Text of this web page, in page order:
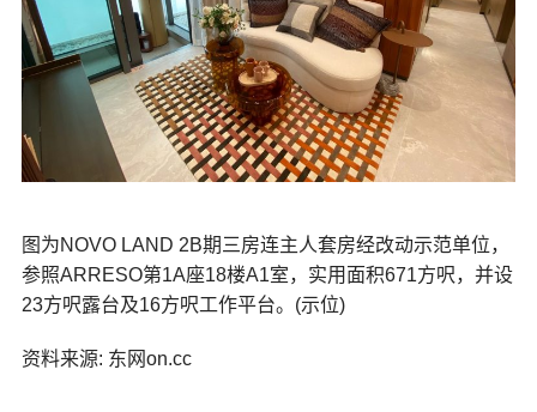
图为NOVO LAND 2B期三房连主人套房经改动示范单位，
参照ARRESO第1A座18楼A1室，实用面积671方呎，并设
23方呎露台及16方呎工作平台。(示位)
资料来源: 东网on.cc